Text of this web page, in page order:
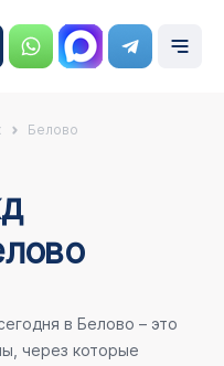
Белово
в Белово – это
через которые